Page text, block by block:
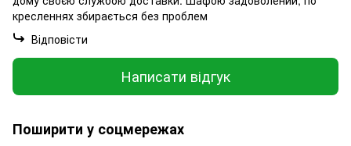
кресленнях збирається без проблем
Відповісти
Написати відгук
Поширити у соцмережах